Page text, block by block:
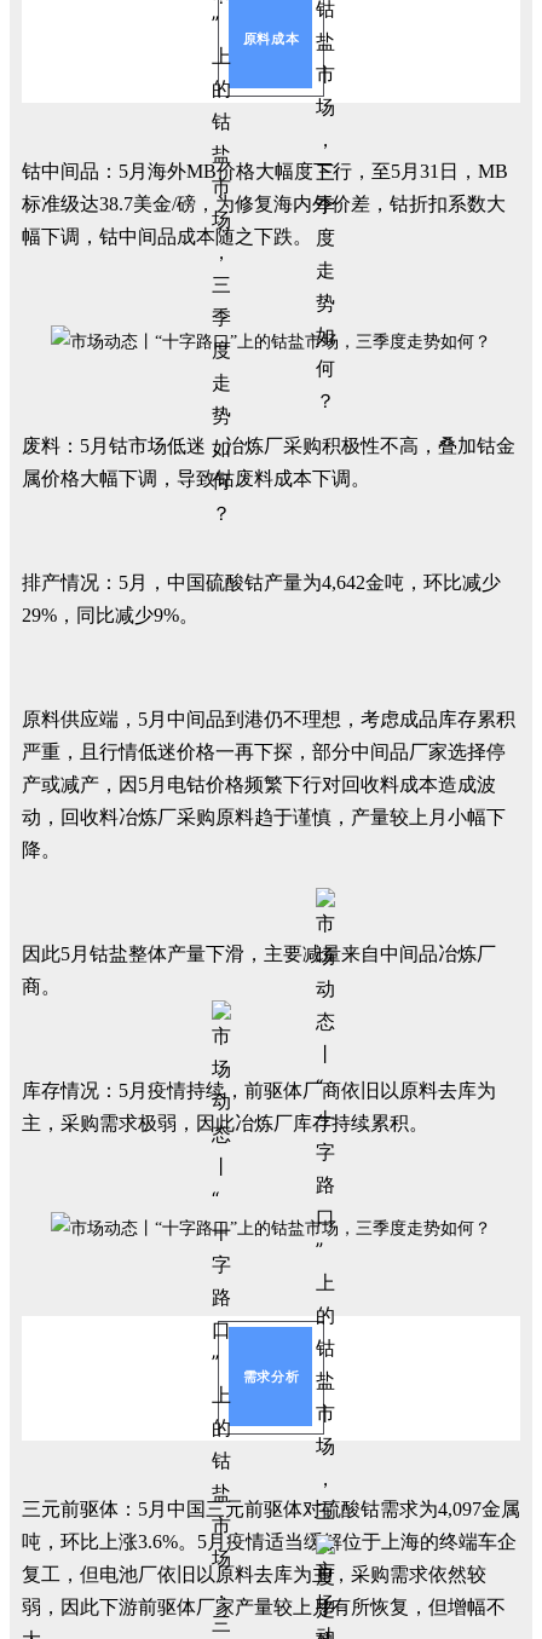
原料成本
钴中间品：5月海外MB价格大幅度下行，至5月31日，MB
标准级达38.7美金/磅，为修复海内外价差，钴折扣系数大
幅下调，钴中间品成本随之下跌。
废料：5月钴市场低迷，冶炼厂采购积极性不高，叠加钴金
属价格大幅下调，导致钴废料成本下调。
排产情况：5月，中国硫酸钴产量为4,642金吨，环比减少
29%，同比减少9%。
原料供应端，5月中间品到港仍不理想，考虑成品库存累积
严重，且行情低迷价格一再下探，部分中间品厂家选择停
产或减产，因5月电钴价格频繁下行对回收料成本造成波
动，回收料冶炼厂采购原料趋于谨慎，产量较上月小幅下
降。
因此5月钴盐整体产量下滑，主要减量来自中间品冶炼厂
商。
库存情况：5月疫情持续，前驱体厂商依旧以原料去库为
主，采购需求极弱，因此冶炼厂库存持续累积。
需求分析
三元前驱体：5月中国三元前驱体对硫酸钴需求为4,097金属
吨，环比上涨3.6%。5月疫情适当缓解位于上海的终端车企
复工，但电池厂依旧以原料去库为主，采购需求依然较
弱，因此下游前驱体厂家产量较上月有所恢复，但增幅不